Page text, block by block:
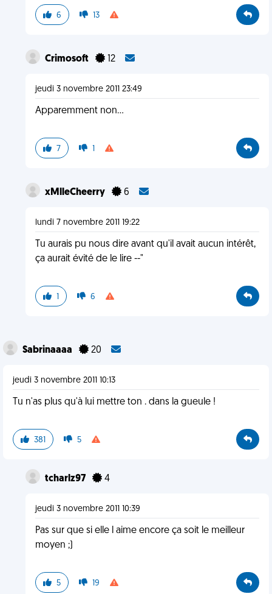
6 13
Crimosoft 12
jeudi 3 novembre 2011 23:49
Apparemment non...
7 1
xMlleCheerry 6
lundi 7 novembre 2011 19:22
Tu aurais pu nous dire avant qu'il avait aucun intérêt,
ça aurait évité de le lire --"
1 6
Sabrinaaaa 20
jeudi 3 novembre 2011 10:13
Tu n'as plus qu'à lui mettre ton . dans la gueule !
381 5
tcharlz97 4
jeudi 3 novembre 2011 10:39
Pas sur que si elle l aime encore ça soit le meilleur
moyen ;)
5 19